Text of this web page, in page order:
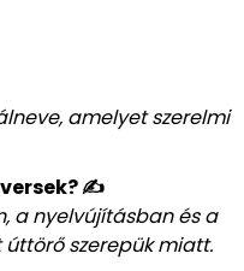
amelyet szerelmi
✍️
a nyelvújításban és a
szerepük miatt.